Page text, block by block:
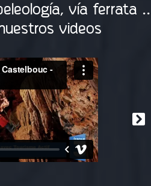
vía ferrata ..
videos